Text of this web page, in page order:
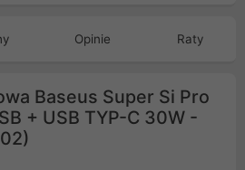
Opinie Raty
Baseus Super Si Pro
+ USB TYP-C 30W -